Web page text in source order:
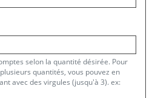
selon la quantité désirée. Pour
quantités, vous pouvez en
avec des virgules (jusqu'à 3). ex: